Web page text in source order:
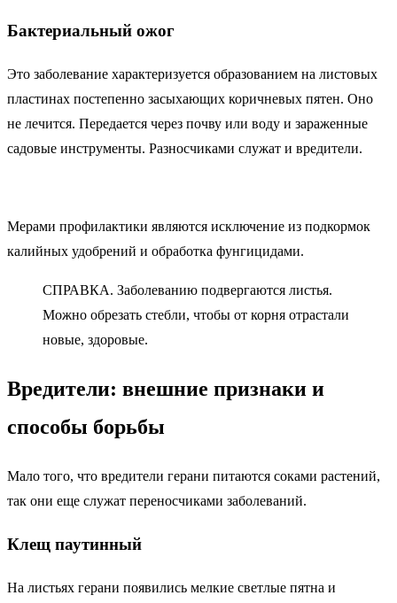
Бактериальный ожог
Это заболевание характеризуется образованием на листовых
пластинах постепенно засыхающих коричневых пятен. Оно
не лечится. Передается через почву или воду и зараженные
садовые инструменты. Разносчиками служат и вредители.
Мерами профилактики являются исключение из подкормок
калийных удобрений и обработка фунгицидами.
СПРАВКА. Заболеванию подвергаются листья.
Можно обрезать стебли, чтобы от корня отрастали
новые, здоровые.
Вредители: внешние признаки и
способы борьбы
Мало того, что вредители герани питаются соками растений,
так они еще служат переносчиками заболеваний.
Клещ паутинный
На листьях герани появились мелкие светлые пятна и